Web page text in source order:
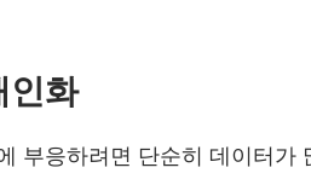
인화
부응하려면 단순히 데이터